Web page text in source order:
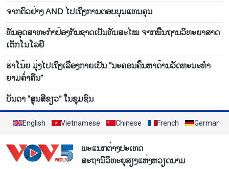
ຈາກຕົວຢ່າງ AND ໄປເຖິງການຕອບບຸນແທນຄຸນ
ຫັນ​ອຸດ​ສາ​ຫະ​ກຳ​ປ້ອງ​ກັນ​ຊາດ​ເປັນ​ທັນ​ສະ​ໄໝ ຈາກ​ພື້ນ​ຖານ​ວິ​ທະ​ຍາ​ສາດ​
ເຕັກ​ໂນ​ໂລ​ຢີ
ຮ່າໂນ້ຍ ມຸ່ງໄປເຖິງເລື່ອງກາຍເປັນ “ນະຄອນຄົ້ນຫາດ້ານວັດທະນະທຳ
ຍາມຄ່ຳຄືນ”
ບັນດາ “ສູນສີຂຽວ” ໃນຊຸມຊົນ
English Vietnamese Chinese French German
ພະແນກຕ່າງປະເທດ
ສະຖານີວິທະຍຸສຽງແຫ່ງຫວຽດນາມ